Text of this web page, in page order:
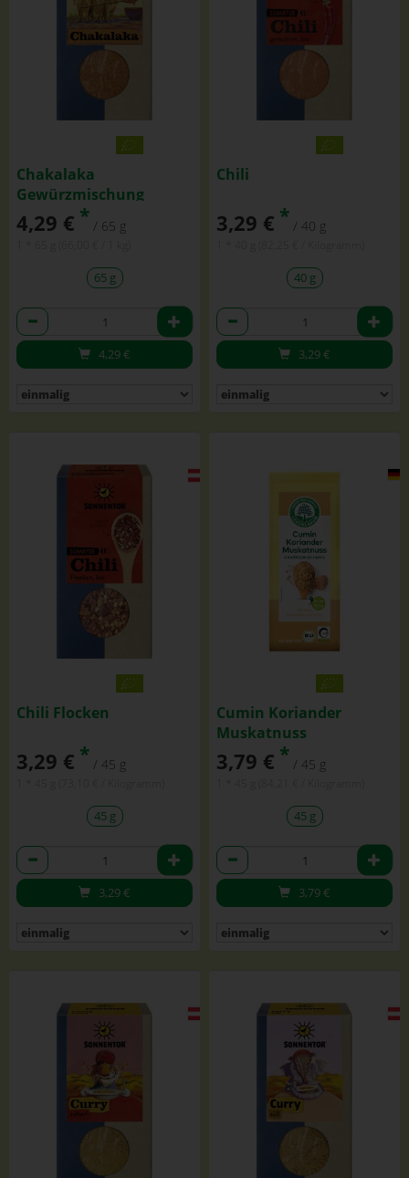
Chakalaka
Gewürzmischung
4,29 € * / 65 g
65 g
Anzahl
4,29€
Chili
3,29 € * / 40 g
40 g
Anzahl
3,29€
Chili Flocken
3,29 € * / 45 g
45 g
Anzahl
3,29€
Cumin Koriander
Muskatnuss
3,79 € * / 45 g
45 g
Anzahl
3,79€